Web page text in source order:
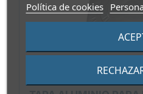
Política de cookies
REF.ELAFTAP2000